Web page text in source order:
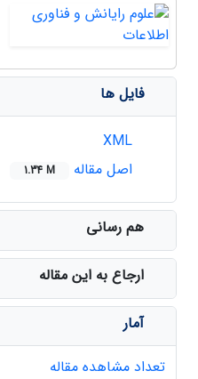
فایل ها
اصل مقاله
1.34 M
هم رسانی
ارجاع به این مقاله
آمار
تعداد مشاهده مقاله